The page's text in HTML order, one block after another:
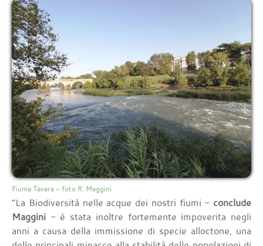
Fiume Tevere - foto R. Maggini
“La Biodiversità nelle acque dei nostri fiumi - conclude
Maggini - è stata inoltre fortemente impoverita negli
anni a causa della immissione di specie alloctone, una